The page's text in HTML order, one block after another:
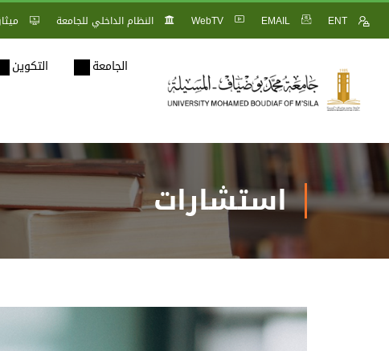
ENT
EMAIL
WebTV النظام الداخلي للجامعة
الجامعة التكوين
استشارات